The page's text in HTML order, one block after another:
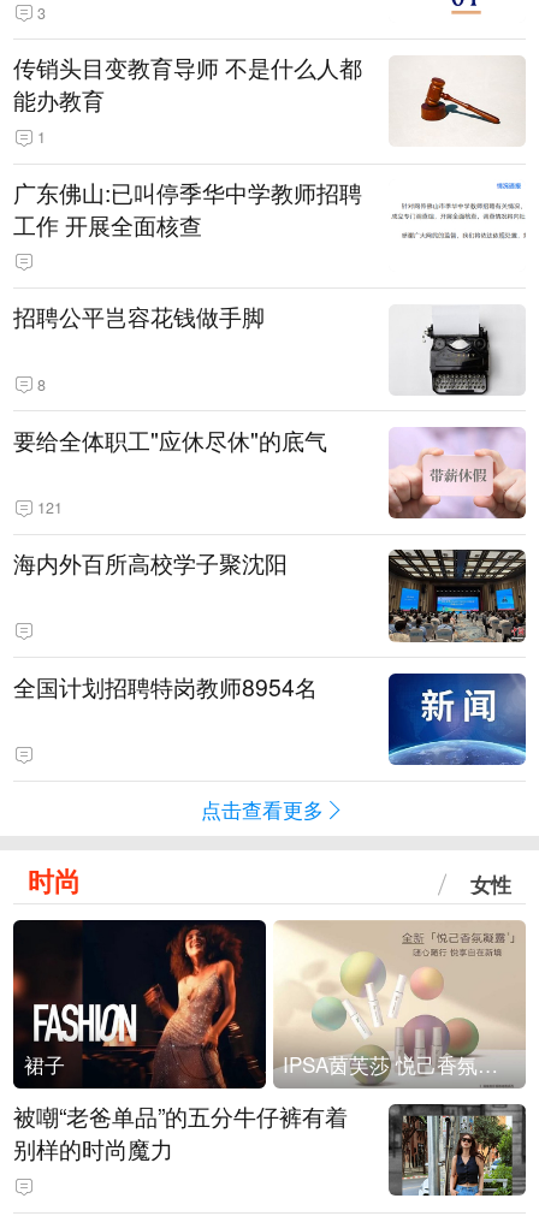
3
传销头目变教育导师 不是什么人都
能办教育
1
广东佛山:已叫停季华中学教师招聘
工作 开展全面核查
招聘公平岂容花钱做手脚
8
要给全体职工"应休尽休"的底气
121
海内外百所高校学子聚沈阳
全国计划招聘特岗教师8954名
点击查看更多
时尚 女性
裙子 IPSA茵芙莎 悦己香氛凝露上市
被嘲“老爸单品”的五分牛仔裤有着
别样的时尚魔力